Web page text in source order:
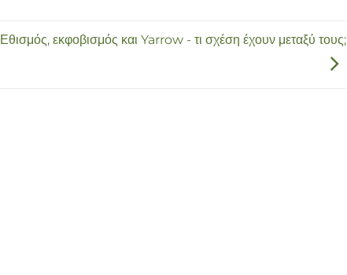
Εθισμός, εκφοβισμός και Yarrow - τι σχέση έχουν μεταξύ τους;